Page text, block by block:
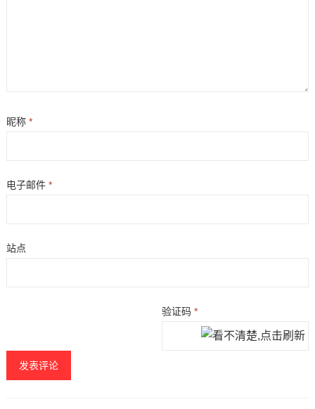
昵称 *
电子邮件 *
站点
验证码*